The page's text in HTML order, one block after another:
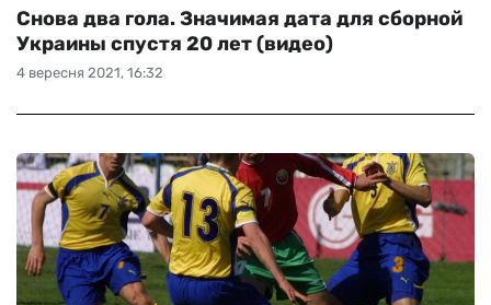
4 вересня 2021, 16:32
Снова два гола. Значимая дата для сборной
Украины спустя 20 лет (видео)